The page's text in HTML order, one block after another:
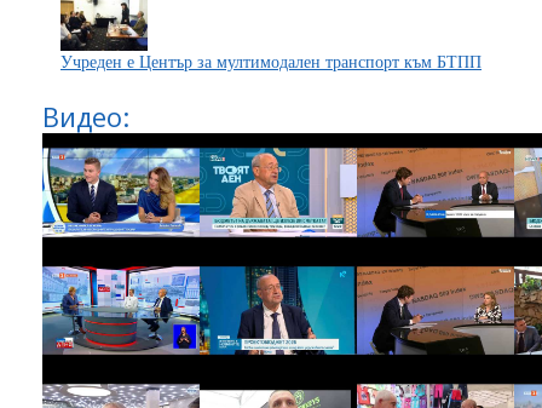
Учреден е Център за мултимодален транспорт към БТПП
Видео: